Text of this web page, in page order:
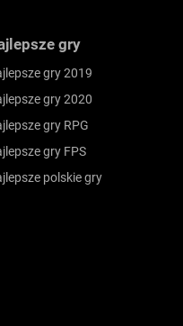
gry
gry 2019
gry 2020
gry RPG
gry FPS
polskie gry